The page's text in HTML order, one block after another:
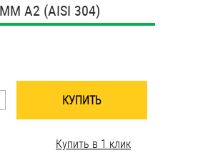
А2 (AISI 304)
КУПИТЬ
Купить в 1 клик